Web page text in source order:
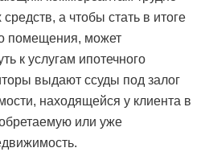
а чтобы стать в итоге
помещения, может
к услугам ипотечного
выдают ссуды под залог
находящейся у клиента в
или уже